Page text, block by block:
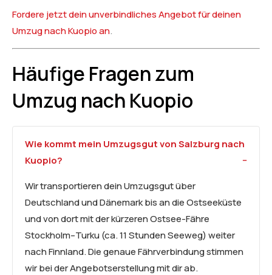
Fordere jetzt dein unverbindliches Angebot für deinen
Umzug nach Kuopio an.
Häufige Fragen zum
Umzug nach Kuopio
Wie kommt mein Umzugsgut von Salzburg nach
Kuopio?
Wir transportieren dein Umzugsgut über
Deutschland und Dänemark bis an die Ostseeküste
und von dort mit der kürzeren Ostsee-Fähre
Stockholm–Turku (ca. 11 Stunden Seeweg) weiter
nach Finnland. Die genaue Fährverbindung stimmen
wir bei der Angebotserstellung mit dir ab.